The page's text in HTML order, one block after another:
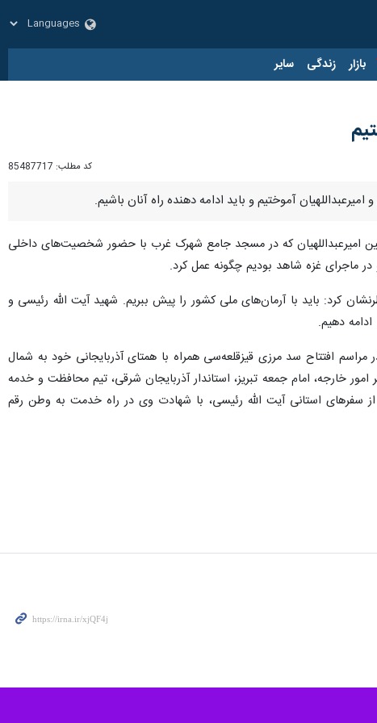
بازار زندگی سایر
کد مطلب: 85487717
آموختیم و باید ادامه دهنده راه آنان باشیم.
امیرعبداللهیان که در مسجد جامع شهرک غرب با حضور شخصیت‌های داخلی
ماجرای غزه شاهد بودیم چگونه عمل کرد.
کرد: باید با آرمان‌های ملی کشور را پیش ببریم. شهید آیت الله رئیسی و
دهیم.
در مراسم افتتاح سد مرزی قیزقلعه‌سی همراه با همتای آذربایجانی خود به شمال
خارجه، امام جمعه تبریز، استاندار آذربایجان شرقی، تیم محافظت و خدمه
سفرهای استانی آیت الله رئیسی، با شهادت وی در راه خدمت به وطن رقم